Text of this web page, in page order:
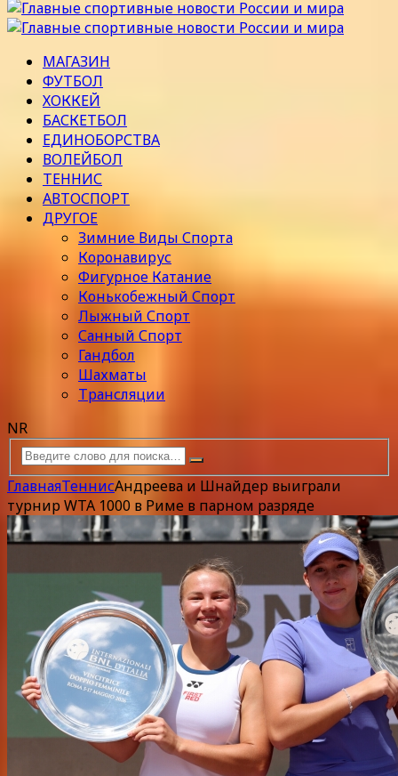
МАГАЗИН
ФУТБОЛ
ХОККЕЙ
БАСКЕТБОЛ
ЕДИНОБОРСТВА
ВОЛЕЙБОЛ
ТЕННИС
АВТОСПОРТ
ДРУГОЕ
Зимние Виды Спорта
Коронавирус
Фигурное Катание
Конькобежный Спорт
Лыжный Спорт
Санный Спорт
Гандбол
Шахматы
Трансляции
NR
ГлавнаяТеннисАндреева и Шнайдер выиграли
турнир WTA 1000 в Риме в парном разряде